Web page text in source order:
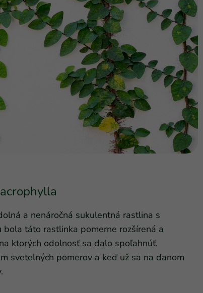
a nenáročná sukulentná rastlina s
táto rastlinka pomerne rozšírená a
ktorých odolnosť sa dalo spoľahnúť.
svetelných pomerov a keď už sa na danom